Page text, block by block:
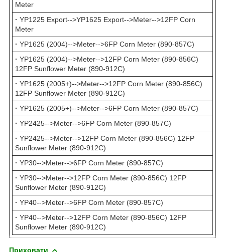
Meter
· YP1225 Export-->YP1625 Export-->Meter-->12FP Corn
Meter
· YP1625 (2004)-->Meter-->6FP Corn Meter (890-857C)
· YP1625 (2004)-->Meter-->12FP Corn Meter (890-856C)
12FP Sunflower Meter (890-912C)
· YP1625 (2005+)-->Meter-->12FP Corn Meter (890-856C)
12FP Sunflower Meter (890-912C)
· YP1625 (2005+)-->Meter-->6FP Corn Meter (890-857C)
· YP2425-->Meter-->6FP Corn Meter (890-857C)
· YP2425-->Meter-->12FP Corn Meter (890-856C) 12FP
Sunflower Meter (890-912C)
· YP30-->Meter-->6FP Corn Meter (890-857C)
· YP30-->Meter-->12FP Corn Meter (890-856C) 12FP
Sunflower Meter (890-912C)
· YP40-->Meter-->6FP Corn Meter (890-857C)
· YP40-->Meter-->12FP Corn Meter (890-856C) 12FP
Sunflower Meter (890-912C)
Приховати